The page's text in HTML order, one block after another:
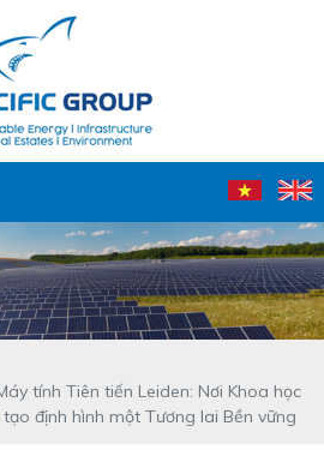
tính Tiên tiến Leiden: Nơi Khoa học
định hình một Tương lai Bền vững